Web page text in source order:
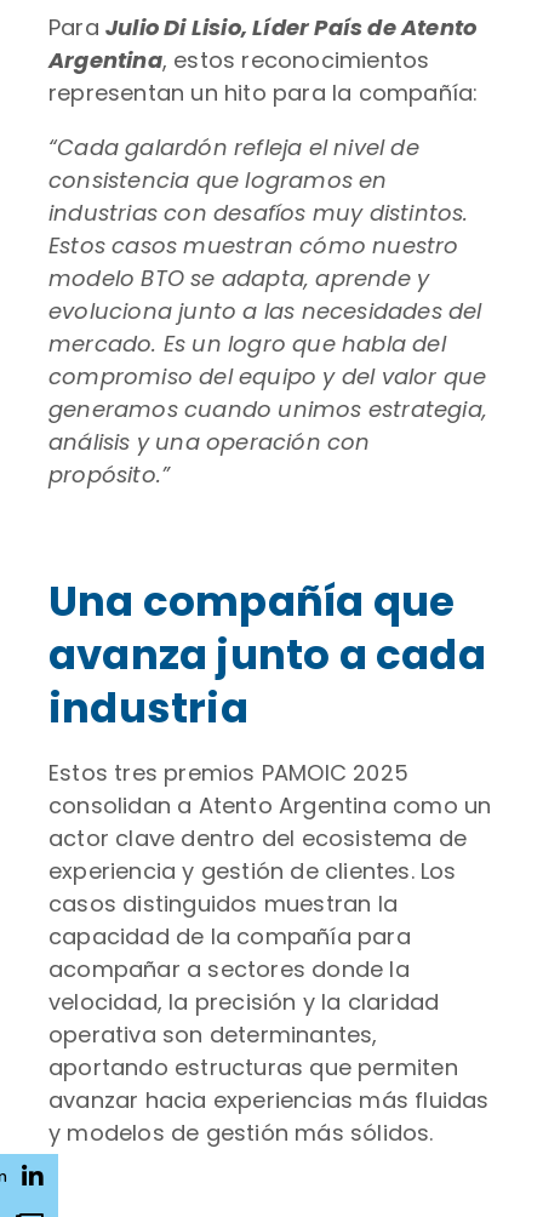
Para Julio Di Lisio, Líder País de Atento
Argentina, estos reconocimientos
representan un hito para la compañía:
“Cada galardón refleja el nivel de
consistencia que logramos en
industrias con desafíos muy distintos.
Estos casos muestran cómo nuestro
modelo BTO se adapta, aprende y
evoluciona junto a las necesidades del
mercado. Es un logro que habla del
compromiso del equipo y del valor que
generamos cuando unimos estrategia,
análisis y una operación con
propósito.”
Una compañía que
avanza junto a cada
industria
Estos tres premios PAMOIC 2025
consolidan a Atento Argentina como un
actor clave dentro del ecosistema de
experiencia y gestión de clientes. Los
casos distinguidos muestran la
capacidad de la compañía para
acompañar a sectores donde la
velocidad, la precisión y la claridad
operativa son determinantes,
aportando estructuras que permiten
avanzar hacia experiencias más fluidas
y modelos de gestión más sólidos.